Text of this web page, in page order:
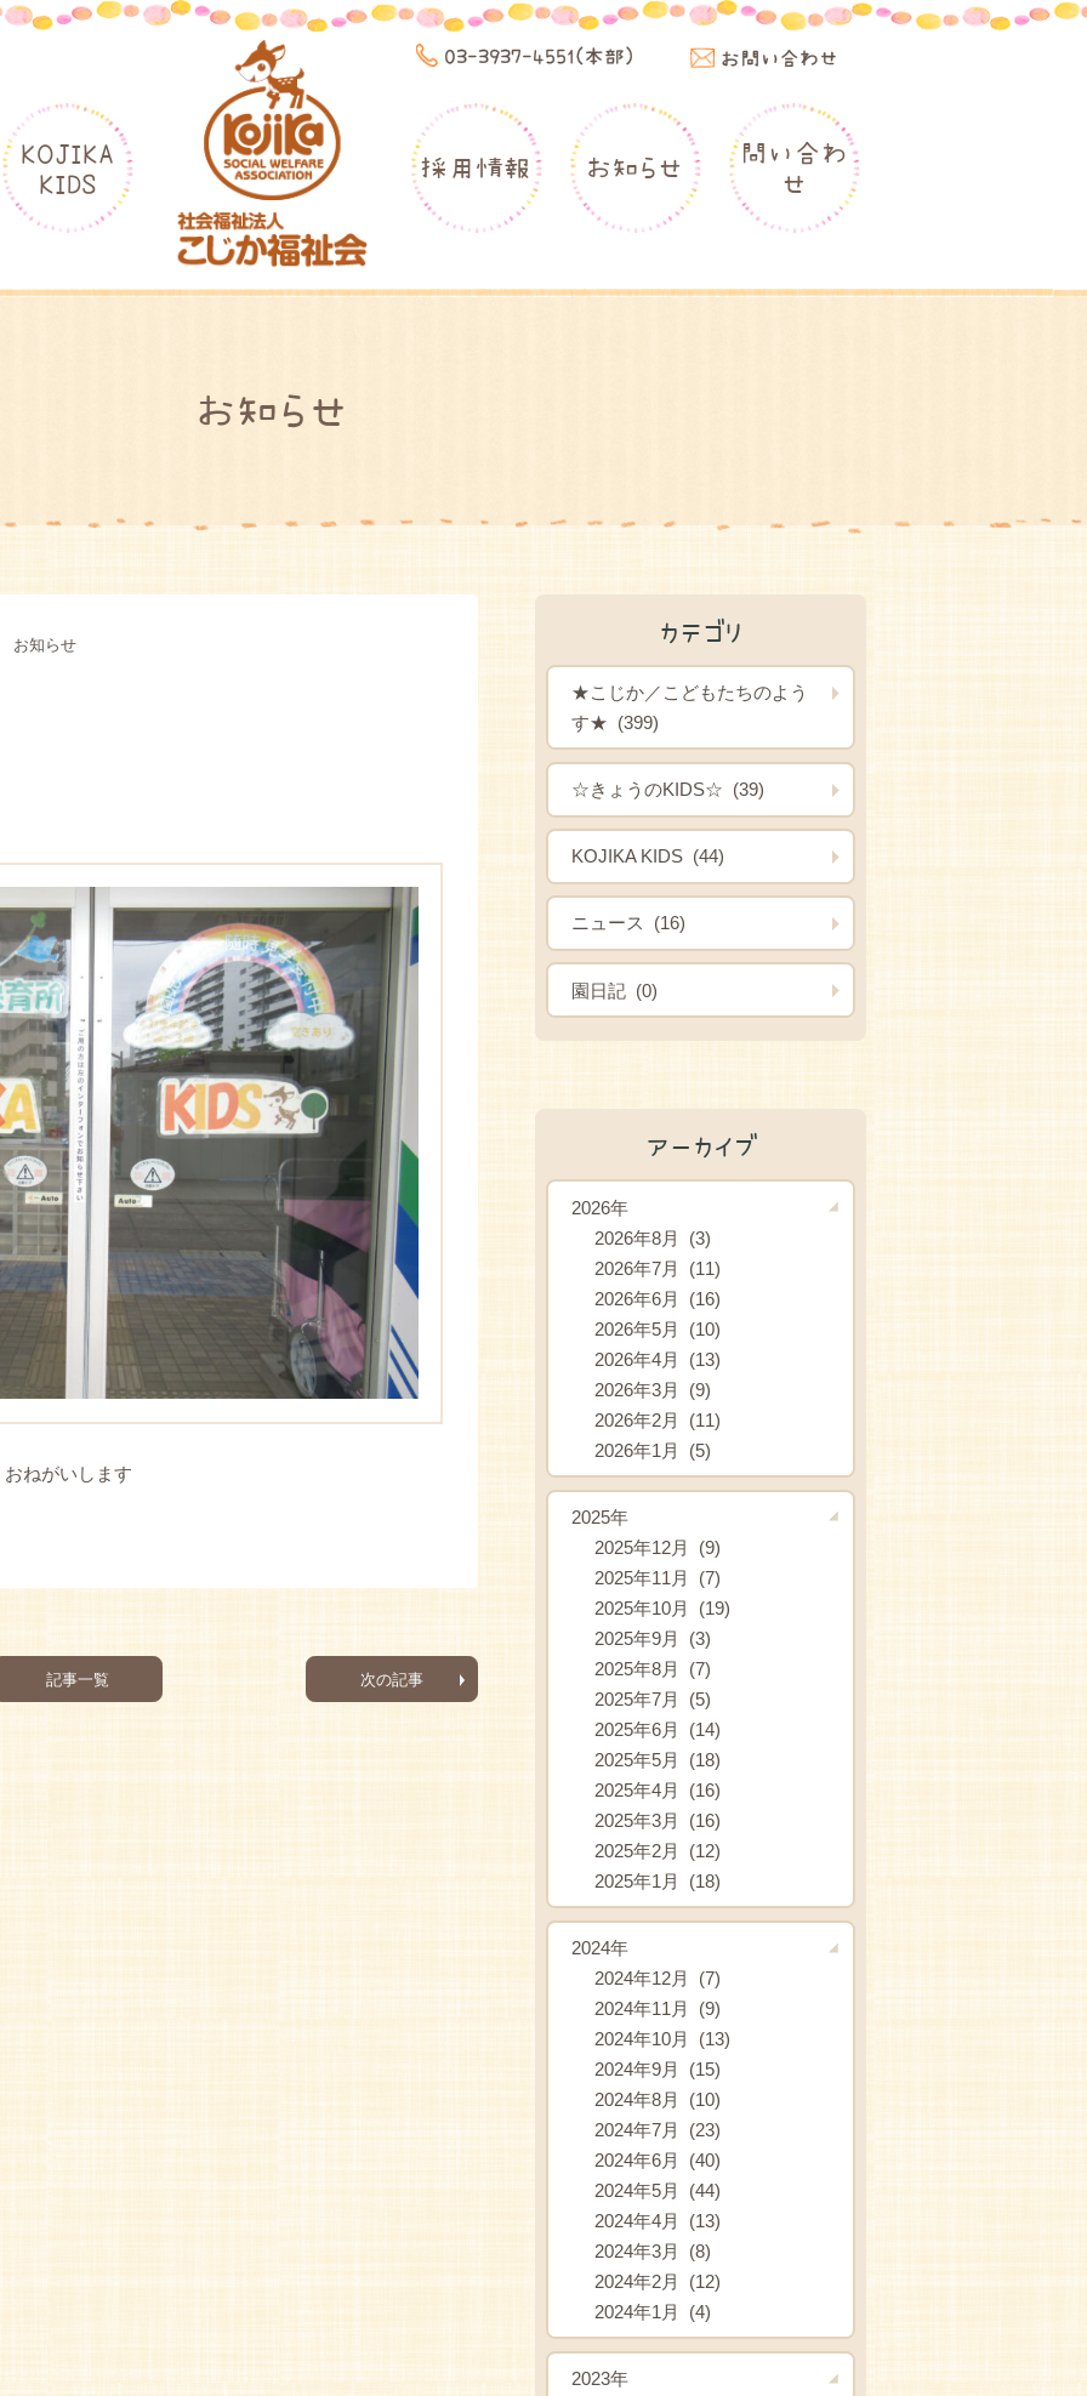
03-3937-4551(本部) お問い合わせ
KOJIKA
KIDS
採用情報 お知らせ
問い合わ
せ
お知らせ
お知らせ
ねがいします
記事一覧 次の記事
カテゴリ
★こじか／こどもたちのよう
す★ (399)
☆きょうのKIDS☆ (39)
KOJIKA KIDS (44)
ニュース (16)
園日記 (0)
アーカイブ
2026年
2026年8月 (3)
2026年7月 (11)
2026年6月 (16)
2026年5月 (10)
2026年4月 (13)
2026年3月 (9)
2026年2月 (11)
2026年1月 (5)
2025年
2025年12月 (9)
2025年11月 (7)
2025年10月 (19)
2025年9月 (3)
2025年8月 (7)
2025年7月 (5)
2025年6月 (14)
2025年5月 (18)
2025年4月 (16)
2025年3月 (16)
2025年2月 (12)
2025年1月 (18)
2024年
2024年12月 (7)
2024年11月 (9)
2024年10月 (13)
2024年9月 (15)
2024年8月 (10)
2024年7月 (23)
2024年6月 (40)
2024年5月 (44)
2024年4月 (13)
2024年3月 (8)
2024年2月 (12)
2024年1月 (4)
2023年